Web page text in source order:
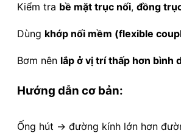
Kiểm tra bề mặt trục nối, đồng
Dùng khớp nối mềm (flexible
Bơm nên lắp ở vị trí thấp hơn bình
Hướng dẫn cơ bản:
Ống hút → đường kính lớn hơn